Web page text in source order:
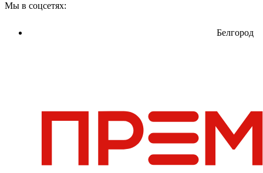
Мы в соцсетях:
Белгород